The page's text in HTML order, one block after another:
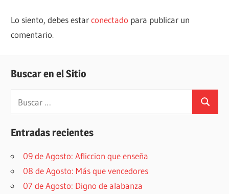
Lo siento, debes estarconectado para publicar un
comentario.
Buscar en el Sitio
Buscar
Entradas recientes
09 de Agosto: Afliccion que enseña
08 de Agosto: Más que vencedores
07 de Agosto: Digno de alabanza